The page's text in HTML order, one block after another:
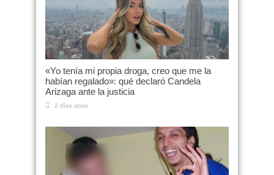
«Yo tenía mi propia droga, creo que me la
habían regalado»: qué declaró Candela
Arizaga ante la justicia
2 días atras